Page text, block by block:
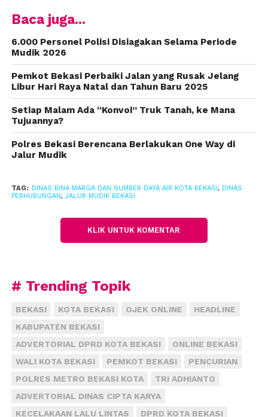
Jalan I Gusti Ngurah Rai.
“Kalau yang statusnya milik provinsi seperti Jalan
Siliwangi, kami berkoordinasi dengan Dinas Bina
Marga Provinsi Jawa Barat,” kata Broto.
Broto mengatakan, perbaikan jalan rusak
menggunakan dana pemeliharaan rutin yang
dialokasikan senilai Rp 1,6 miliar tahun ini. Menurut
dia, penyebab munculnya jalan berlubang karena
tekanan kendaraan terhadap badan jalan. Ia
karena beban dan intensitas kendaraan tinggi.
Jalur mudik di Kota Bekasi sepeda motor terbagi
menjadi empat titik. Diantaranya jalur Kalimalang
mulai dari Cawang-KH. Noer Alie-Chairil Anwar-
Pantura. Jalur lain Cakung-I Gusti Ngurah Rai-
Sudirman-Juanda-Pantura, lalu Cileungsi-Siliwangi-
“Paling padat sepanjang Kalimalang, diprediksi
puncaknya pada H-3 lebaran,” kata Kepala Dinas
Perhubungan, Kota Bekasi, Yayan Yuliana.(fiz)
Baca juga...
6.000 Personel Polisi Disiagakan Selama Periode
Mudik 2026
Pemkot Bekasi Perbaiki Jalan yang Rusak Jelang
Libur Hari Raya Natal dan Tahun Baru 2025
Setiap Malam Ada “Konvoi” Truk Tanah, ke Mana
Tujuannya?
Polres Bekasi Berencana Berlakukan One Way di
Jalur Mudik
TAG: DINAS BINA MARGA DAN SUMBER DAYA AIR KOTA BEKASI, DINAS
PERHUBUNGAN, JALUR MUDIK BEKASI
KLIK UNTUK KOMENTAR
# Trending Topik
BEKASI KOTA BEKASI OJEK ONLINE
HEADLINE
KABUPATEN BEKASI
ADVERTORIAL DPRD KOTA BEKASI
ONLINE BEKASI
WALI KOTA BEKASI
PEMKOT BEKASI
PENCURIAN
POLRES METRO BEKASI KOTA
TRI ADHIANTO
ADVERTORIAL DINAS CIPTA KARYA
KECELAKAAN LALU LINTAS
DPRD KOTA BEKASI